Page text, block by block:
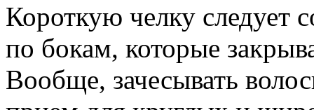
Короткую челку следует
по бокам, которые
Вообще, зачесывать